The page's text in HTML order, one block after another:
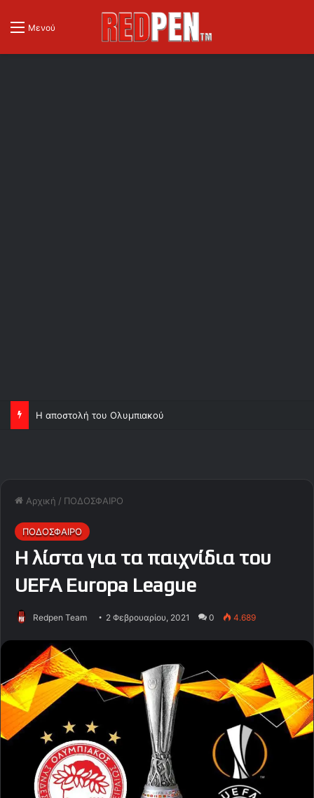
Μενού
Η αποστολή του Ολυμπιακού
Αρχική / ΠΟΔΟΣΦΑΙΡΟ
ΠΟΔΟΣΦΑΙΡΟ
Η λίστα για τα παιχνίδια του
UEFA Europa League
Redpen Team 2 Φεβρουαρίου, 2021 0 4.689